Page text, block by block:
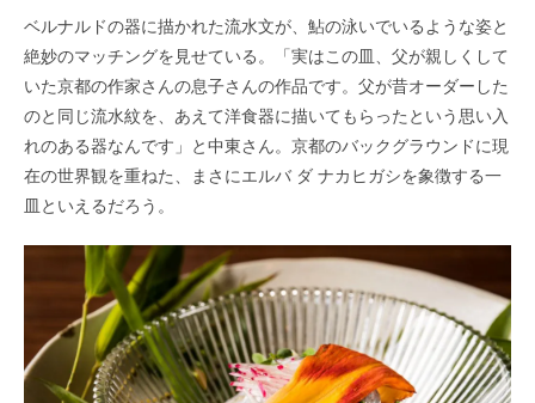
ベルナルドの器に描かれた流水文が、鮎の泳いでいるような姿と
絶妙のマッチングを見せている。「実はこの皿、父が親しくして
いた京都の作家さんの息子さんの作品です。父が昔オーダーした
のと同じ流水紋を、あえて洋食器に描いてもらったという思い入
れのある器なんです」と中東さん。京都のバックグラウンドに現
在の世界観を重ねた、まさにエルバ ダ ナカヒガシを象徴する一
皿といえるだろう。